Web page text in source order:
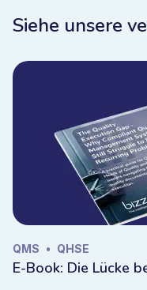
Siehe unsere
QMS • QHSE
E-Book: Die Lücke